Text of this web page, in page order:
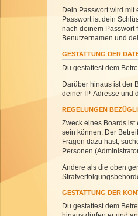
Dein Passwort wird
Passwort ist dein
nach deinem Passwort
Benutzernamen und
GESTATTUNG DER
Du gestattest dem
Darüber hinaus ist der
deiner IP-Adresse und
REGELUNGEN
Zweck eines Boards
sein können. Der
Fragen dazu hast,
Personen
Andere als die oben
GESTATTUNG DER
Du gestattest dem